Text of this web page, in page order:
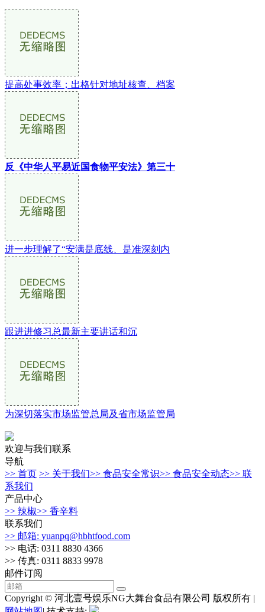
提高处事效率；出格针对地址核查、档案
反《中华人平易近国食物平安法》第三十
进一步理解了“安满是底线、是准深刻内
跟进进修习总最新主要讲话和沉
为深切落实市场监管总局及省市场监管局
欢迎与我们联系
导航
>> 首页 >> 关于我们>> 食品安全常识>> 食品安全动态>> 联
系我们
产品中心
>> 辣椒>> 香辛料
联系我们
>> 邮箱: yuanpq@hbhtfood.com
>> 电话: 0311 8830 4366
>> 传真: 0311 8833 9978
邮件订阅
Copyright © 河北壹号娱乐NG大舞台食品有限公司 版权所有 |